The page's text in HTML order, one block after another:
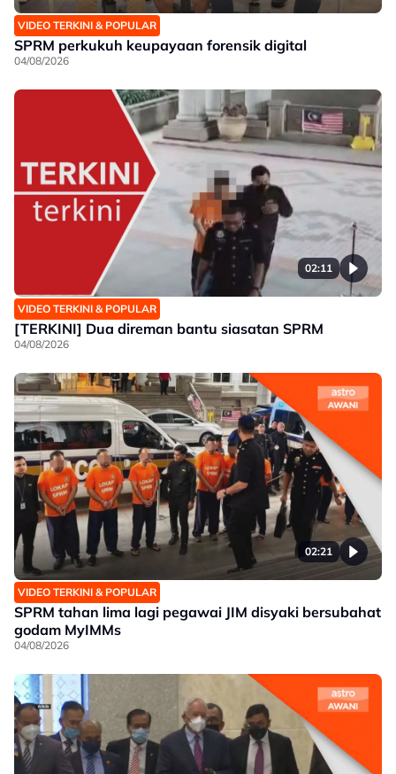
VIDEO TERKINI & POPULAR
SPRM perkukuh keupayaan forensik digital
04/08/2026
02:11
VIDEO TERKINI & POPULAR
[TERKINI] Dua direman bantu siasatan SPRM
04/08/2026
02:21
VIDEO TERKINI & POPULAR
SPRM tahan lima lagi pegawai JIM disyaki bersubahat
godam MyIMMs
04/08/2026